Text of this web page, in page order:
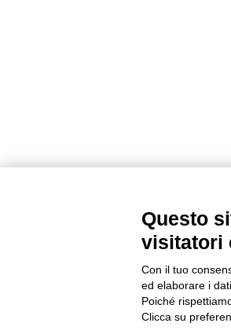
Questo
visitatori
Con il tuo
ed elaborare i
Poiché
Clicca su